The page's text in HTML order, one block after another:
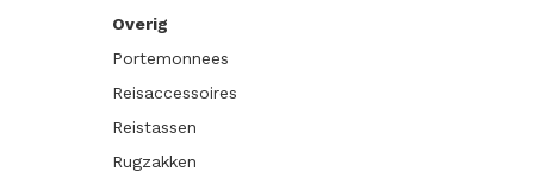
Overig
Portemonnees
Reisaccessoires
Reistassen
Rugzakken